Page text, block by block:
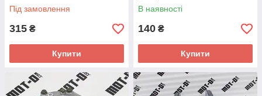
Під замовлення
315 ₴
Купити
В наявності
140 ₴
Купити